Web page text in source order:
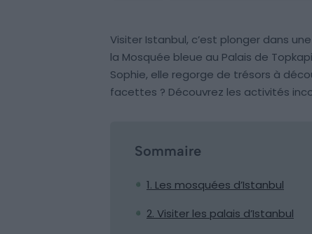
Visiter Istanbul, c’est plonger dans
la Mosquée bleue au Palais de
Sophie, elle regorge de trésors à
facettes ? Découvrez les activités
Sommaire
1. Les mosquées d’Istanbul
2. Visiter les palais d’Istanbul